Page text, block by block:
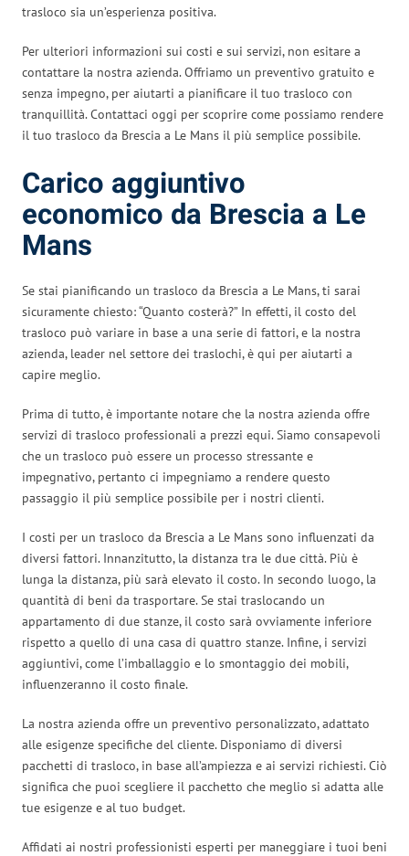
trasloco sia un’esperienza positiva.
Per ulteriori informazioni sui costi e sui servizi, non esitare a
contattare la nostra azienda. Offriamo un preventivo gratuito e
senza impegno, per aiutarti a pianificare il tuo trasloco con
tranquillità. Contattaci oggi per scoprire come possiamo rendere
il tuo trasloco da Brescia a Le Mans il più semplice possibile.
Carico aggiuntivo
economico da Brescia a Le
Mans
Se stai pianificando un trasloco da Brescia a Le Mans, ti sarai
sicuramente chiesto: “Quanto costerà?” In effetti, il costo del
trasloco può variare in base a una serie di fattori, e la nostra
azienda, leader nel settore dei traslochi, è qui per aiutarti a
capire meglio.
Prima di tutto, è importante notare che la nostra azienda offre
servizi di trasloco professionali a prezzi equi. Siamo consapevoli
che un trasloco può essere un processo stressante e
impegnativo, pertanto ci impegniamo a rendere questo
passaggio il più semplice possibile per i nostri clienti.
I costi per un trasloco da Brescia a Le Mans sono influenzati da
diversi fattori. Innanzitutto, la distanza tra le due città. Più è
lunga la distanza, più sarà elevato il costo. In secondo luogo, la
quantità di beni da trasportare. Se stai traslocando un
appartamento di due stanze, il costo sarà ovviamente inferiore
rispetto a quello di una casa di quattro stanze. Infine, i servizi
aggiuntivi, come l’imballaggio e lo smontaggio dei mobili,
influenzeranno il costo finale.
La nostra azienda offre un preventivo personalizzato, adattato
alle esigenze specifiche del cliente. Disponiamo di diversi
pacchetti di trasloco, in base all’ampiezza e ai servizi richiesti. Ciò
significa che puoi scegliere il pacchetto che meglio si adatta alle
tue esigenze e al tuo budget.
Affidati ai nostri professionisti esperti per maneggiare i tuoi beni